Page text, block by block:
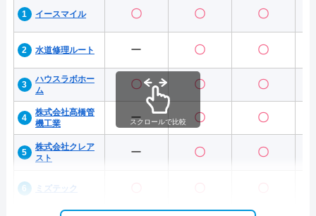
イースマイル 〇 〇 〇
水道修理ルート ー 〇 〇
ハウスラボホー
ム
〇 〇 〇
株式会社髙橋管
機工業
ー 〇 〇
株式会社クレア
スト
ー 〇 〇
ミズテック
スクロールで比較